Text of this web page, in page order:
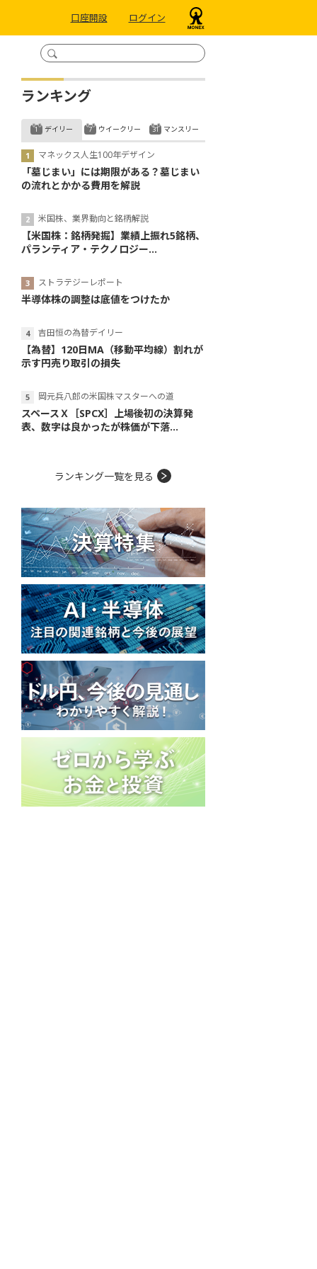
口座開設 ログイン
ランキング
デイリー
マネックス人生100年デザイン
「墓じまい」には期限がある？墓じまい
の流れとかかる費用を解説
米国株、業界動向と銘柄解説
【米国株：銘柄発掘】業績上振れ5銘柄、
パランティア・テクノロジー...
ストラテジーレポート
半導体株の調整は底値をつけたか
吉田恒の為替デイリー
【為替】120日MA（移動平均線）割れが
示す円売り取引の損失
岡元兵八郎の米国株マスターへの道
スペースＸ［SPCX］上場後初の決算発
表、数字は良かったが株価が下落...
ウイークリー マンスリー
ランキング一覧を見る